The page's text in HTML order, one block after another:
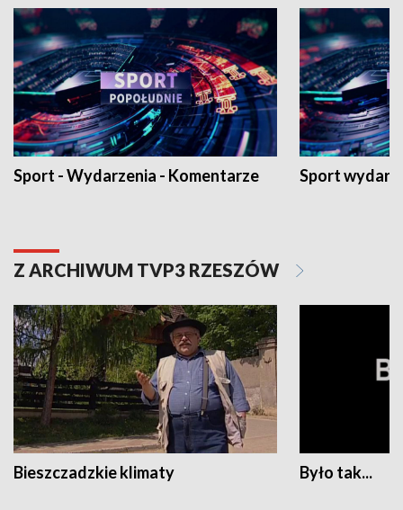
Sport - Wydarzenia - Komentarze Sport
Z ARCHIWUM TVP3 RZESZÓW
Bieszczadzkie klimaty Było tak...